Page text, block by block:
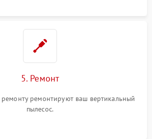
5. Ремонт
ремонтируют ваш вертикальный
пылесос.